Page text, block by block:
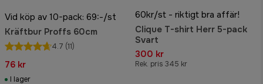
Vid köp av 10-pack: 69:-/st
Kräftbur Proffs 60cm
4.7 (11)
76 kr
I lager
60kr/st - riktigt bra affär!
Clique T-shirt Herr 5-pack
Svart
300 kr
Rek. pris 345 kr